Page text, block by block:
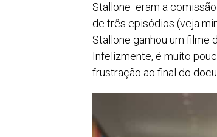
Stallone eram a
de três episódios (veja
Stallone ganhou um filme
Infelizmente, é muito
frustração ao final do